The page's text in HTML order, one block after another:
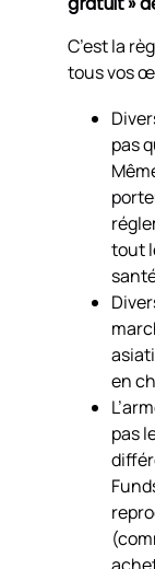
C’est la
tous vos
pas
tout
en
pas